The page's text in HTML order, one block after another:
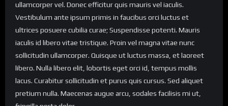
ullamcorper vel. Donec efficitur quis mauris vel iaculis.
Vestibulum ante ipsum primis in faucibus orci luctus et
ultrices posuere cubilia curae; Suspendisse potenti. Mauris
iaculis id libero vitae tristique. Proin vel magna vitae nunc
sollicitudin ullamcorper. Quisque ut luctus massa, et laoreet
libero. Nulla libero elit, lobortis eget orci id, tempus mollis
lacus. Curabitur sollicitudin et purus quis cursus. Sed aliquet
pretium nulla. Maecenas augue arcu, sodales facilisis mi ut,